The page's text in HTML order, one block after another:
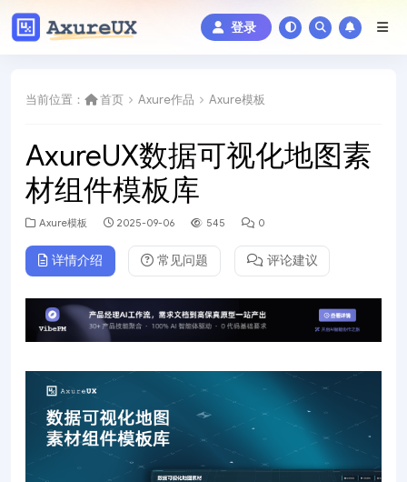
登录
当前位置： 首页 Axure作品 Axure模板
AxureUX数据可视化地图素
材组件模板库
Axure模板 2025-09-06 545 0
详情介绍 常见问题 评论建议